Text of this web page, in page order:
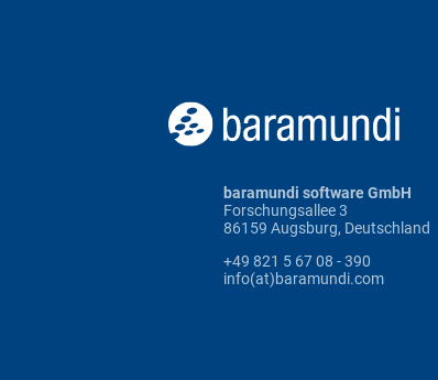
baramundi software GmbH
Forschungsallee 3
86159 Augsburg, Deutschland
+49 821 5 67 08 - 390
info(at)baramundi.com